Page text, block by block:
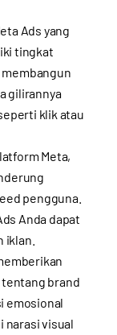
Ads yang
tingkat
gilirannya
klik atau
Meta,
pengguna.
Anda dapat
iklan.
brand
emosional
narasi visual